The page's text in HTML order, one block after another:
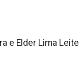
e Elder Lima Leite